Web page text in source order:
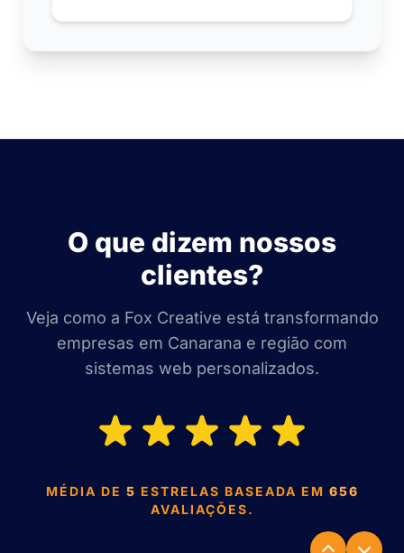
O que dizem nossos
clientes?
Veja como a Fox Creative está transformando
empresas em Canarana e região com
sistemas web personalizados.
MÉDIA DE 5 ESTRELAS BASEADA EM 656
AVALIAÇÕES.